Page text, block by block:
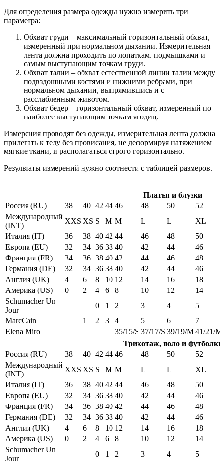
Для определения размера одежды нужно измерить три
параметра:
Обхват груди – максимальный горизонтальный обхват,
измеренный при нормальном дыхании. Измерительная
лента должна проходить по лопаткам, подмышками и
самым выступающим точкам груди.
Обхват талии – обхват естественной линии талии между
подвздошными костями и нижними ребрами, при
нормальном дыхании, выпрямившись и с
расслабленным животом.
Обхват бедер – горизонтальный обхват, измеренный по
наиболее выступающим точкам ягодиц.
Измерения проводят без одежды, измерительная лента должна
прилегать к телу без провисания, не деформируя натяжением
мягкие ткани, и располагаться строго горизонтально.
Результаты измерений нужно соотнести с таблицей размеров.
Платья и блузки
Россия (RU)
38 40 42 44 46 48 50
52
Международный
(INT)
XXS XS S M M L L
XL
Италия (IT)
36 38 40 42 44 46 48
50
Европа (EU)
32 34 36 38 40 42 44
46
Франция (FR)
34 36 38 40 42 44 46
48
Германия (DE)
32 34 36 38 40 42 44
46
Англия (UK)
4 6 8 10 12 14 16
18
Америка (US)
0 2 4 6 8 10 12
14
Schumacher Un
Jour
0 1 2 3 4
5
MarcCain
1 2 3 4 5 6
7
Elena Miro
35/15/S 37/17/S 39/19/M 41/21/
Трикотаж, поло и
Россия (RU)
38 40 42 44 46 48 50
52
Международный
(INT)
XXS XS S M M L L
XL
Италия (IT)
36 38 40 42 44 46 48
50
Европа (EU)
32 34 36 38 40 42 44
46
Франция (FR)
34 36 38 40 42 44 46
48
Германия (DE)
32 34 36 38 40 42 44
46
Англия (UK)
4 6 8 10 12 14 16
18
Америка (US)
0 2 4 6 8 10 12
14
Schumacher Un
Jour
0 1 2 3 4
5